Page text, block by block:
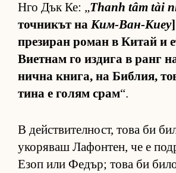
Нго Дък Ке: „Thanh tâm tài
точ­ни­кът на Ким-Ван-Киеу
пре­зи­ран ро­ман в Ки­тай и
Ви­ет­нам го из­дига в ранг
нична кни­га, на Биб­лия,
тина е го­лям срам“.
В дейс­т­ви­тел­ност, това би
уко­ря­ваш Ла­фон­тен, че е
Езоп или Фе­дър; това би